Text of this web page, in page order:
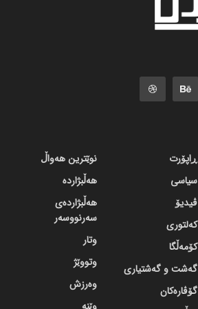
ڕاپۆرت
سیاسی
ڤیدیۆ
کەلتوری
کۆمەڵگا
گه‌شت و گه‌شتیاری
گۆڤاره‌کان
نوێترین هەواڵ
هەڵبژاردە
هەڵبژاردەی
سەرنووسەر
وتار
وتووێژ
وەرزش
وێنە